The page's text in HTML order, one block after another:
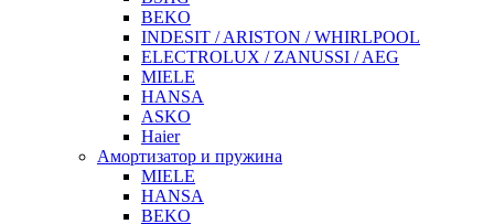
BEKO
INDESIT / ARISTON / WHIRLPOOL
ELECTROLUX / ZANUSSI / AEG
MIELE
HANSA
ASKO
Haier
Амортизатор и пружина
MIELE
HANSA
BEKO